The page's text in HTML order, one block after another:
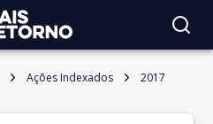
Ações Indexados 2017